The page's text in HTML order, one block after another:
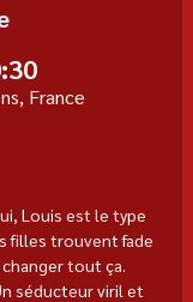
France
Louis est le type
filles trouvent fade
tout ça.
séducteur viril et